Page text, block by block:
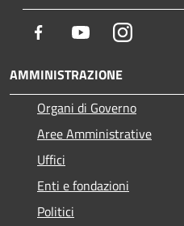
Facebook YoutubeInstagram
AMMINISTRAZIONE
Organi di Governo
Aree Amministrative
Uffici
Enti e fondazioni
Politici